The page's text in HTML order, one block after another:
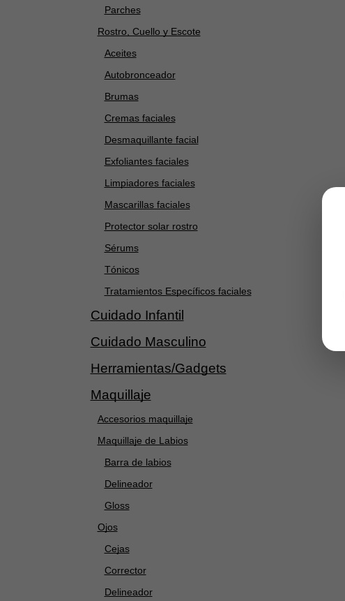
Parches
Rostro, Cuello y Escote
Aceites
Autobronceador
Brumas
Cremas faciales
Desmaquillante facial
Exfoliantes faciales
Limpiadores faciales
Mascarillas faciales
Protector solar rostro
Sérums
Tónicos
Tratamientos Específicos faciales
Cuidado Infantil
Cuidado Masculino
Herramientas/Gadgets
Maquillaje
Accesorios maquillaje
Maquillaje de Labios
Barra de labios
Delineador
Gloss
Ojos
Cejas
Corrector
Delineador